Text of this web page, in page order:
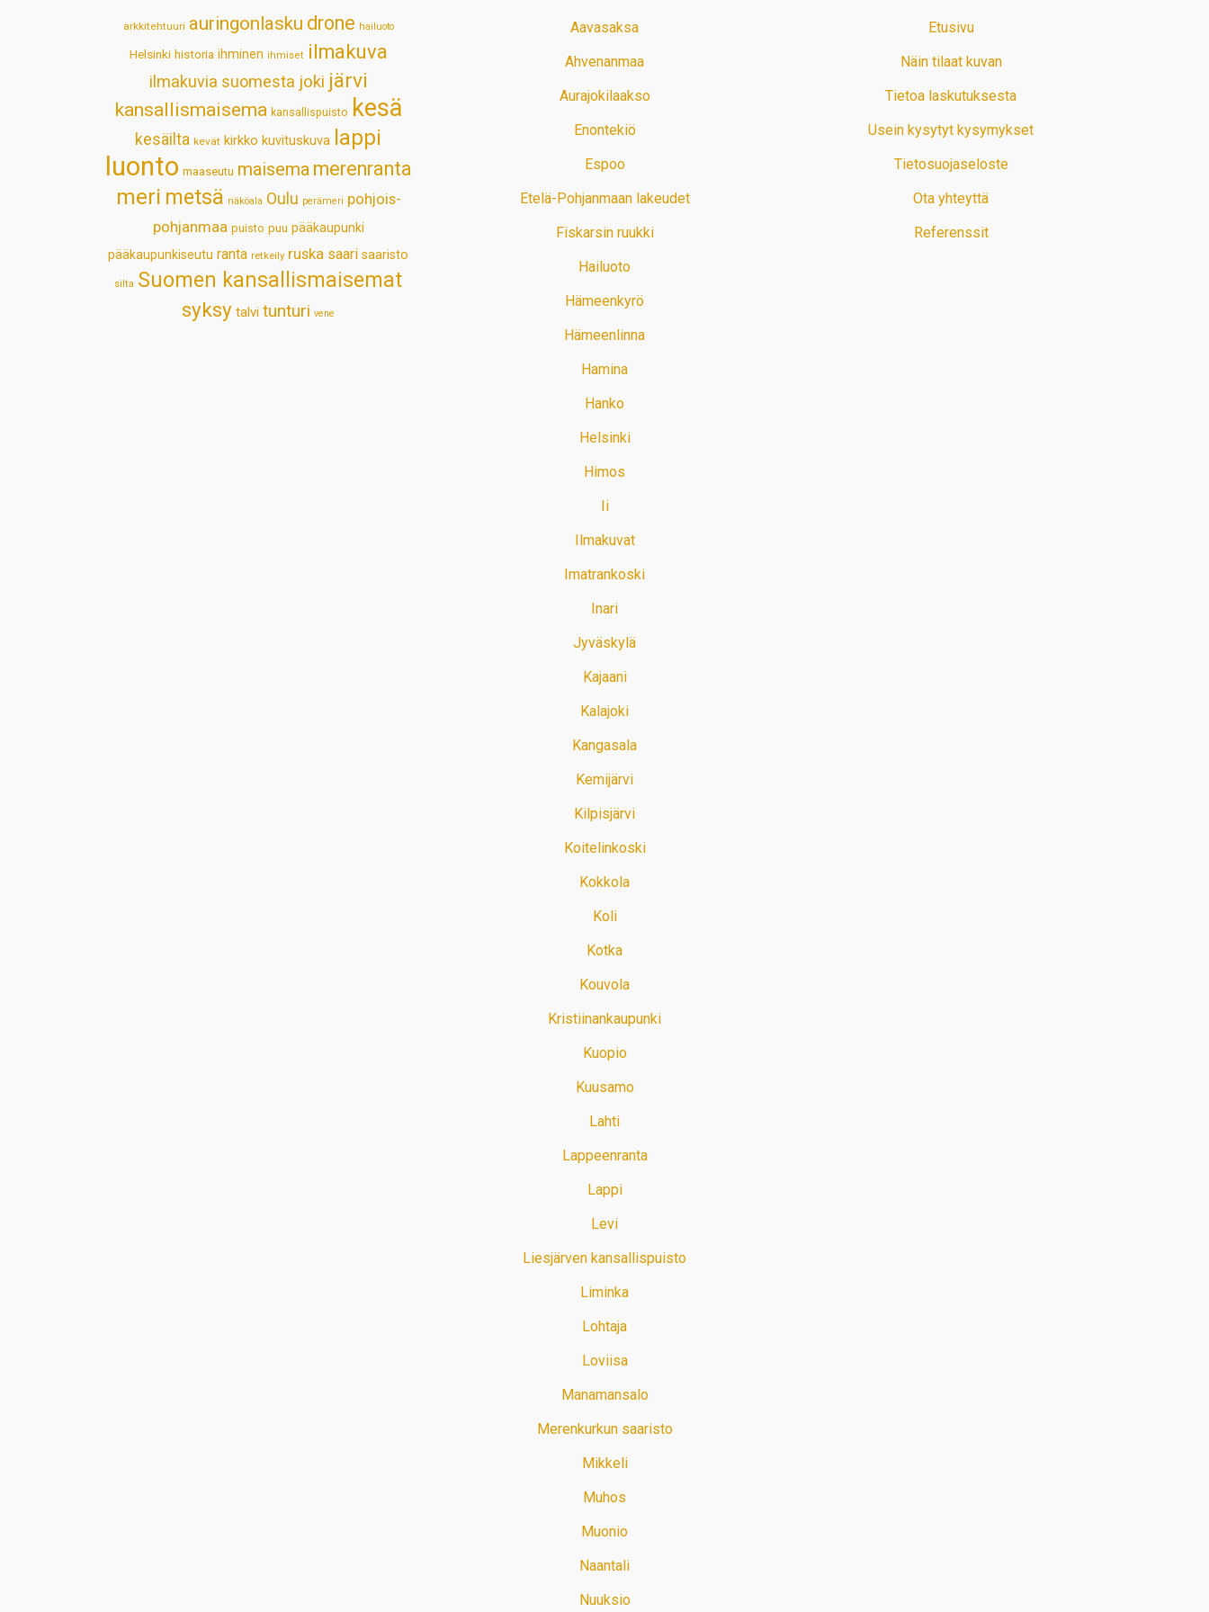
arkkitehtuuri auringonlasku drone hailuoto
Helsinki historia ihminen ihmiset ilmakuva
ilmakuvia suomesta joki järvi
kansallismaisema kansallispuisto kesä
kesäilta kevät kirkko kuvituskuva lappi
luonto maaseutu maisema merenranta
meri metsä näköala Oulu perämeri pohjois-
pohjanmaa puisto puu pääkaupunki
pääkaupunkiseutu ranta retkeily ruska saari saaristo
silta Suomen kansallismaisemat
syksy talvi tunturi vene
Aavasaksa
Ahvenanmaa
Aurajokilaakso
Enontekiö
Espoo
Etelä-Pohjanmaan lakeudet
Fiskarsin ruukki
Hailuoto
Hämeenkyrö
Hämeenlinna
Hamina
Hanko
Helsinki
Himos
Ii
Ilmakuvat
Imatrankoski
Inari
Jyväskylä
Kajaani
Kalajoki
Kangasala
Kemijärvi
Kilpisjärvi
Koitelinkoski
Kokkola
Koli
Kotka
Kouvola
Kristiinankaupunki
Kuopio
Kuusamo
Lahti
Lappeenranta
Lappi
Levi
Liesjärven kansallispuisto
Liminka
Lohtaja
Loviisa
Manamansalo
Merenkurkun saaristo
Mikkeli
Muhos
Muonio
Naantali
Nuuksio
Etusivu
Näin tilaat kuvan
Tietoa laskutuksesta
Usein kysytyt kysymykset
Tietosuojaseloste
Ota yhteyttä
Referenssit